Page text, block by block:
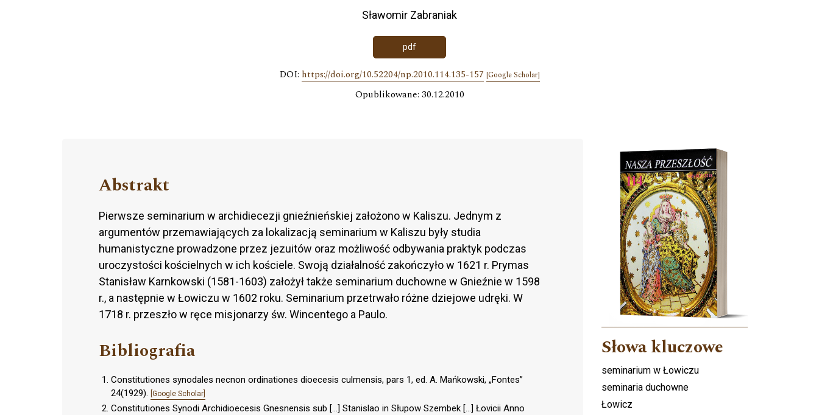
Sławomir Zabraniak
pdf
DOI: https://doi.org/10.52204/np.2010.114.135-157 [Google Scholar]
Opublikowane: 30.12.2010
Abstrakt
Pierwsze seminarium w archidiecezji gnieźnieńskiej założono w Kaliszu. Jednym z
argumentów przemawiających za lokalizacją seminarium w Kaliszu były studia
humanistyczne prowadzone przez jezuitów oraz możliwość odbywania praktyk podczas
uroczystości kościelnych w ich kościele. Swoją działalność zakończyło w 1621 r. Prymas
Stanisław Karnkowski (1581-1603) założył także seminarium duchowne w Gnieźnie w 1598
r., a następnie w Łowiczu w 1602 roku. Seminarium przetrwało różne dziejowe udręki. W
1718 r. przeszło w ręce misjonarzy św. Wincentego a Paulo.
Bibliografia
Constitutiones synodales necnon ordinationes dioecesis culmensis, pars 1, ed. A. Mańkowski, „Fontes”
24(1929). [Google Scholar]
Constitutiones Synodi Archidioecesis Gnesnensis sub […] Stanislao in Słupow Szembek […] Łovicii Anno
Cover image
Słowa kluczowe
seminarium w Łowiczu
seminaria duchowne
Łowicz